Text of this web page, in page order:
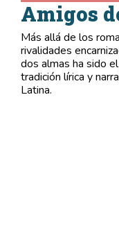
Amigos
Más allá de los
rivalidades
dos almas ha sido
tradición lírica y
Latina.